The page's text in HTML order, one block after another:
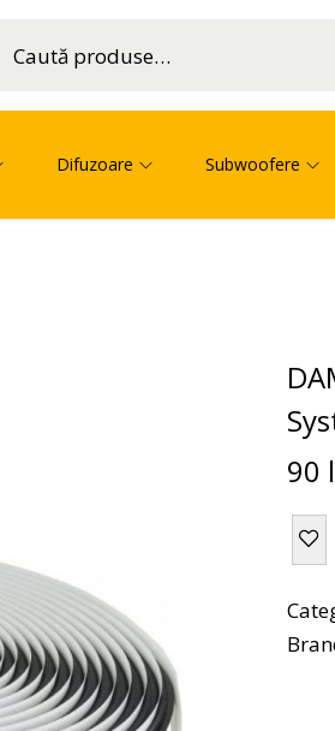
Difuzoare Subwoofere
90